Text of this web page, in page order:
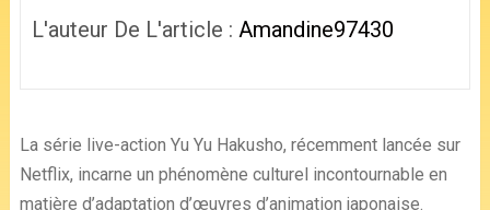
L'auteur De L'article : Amandine97430
La série live-action Yu Yu Hakusho, récemment lancée sur
Netflix, incarne un phénomène culturel incontournable en
matière d’adaptation d’œuvres d’animation japonaise.